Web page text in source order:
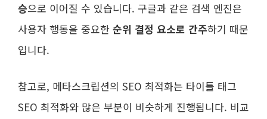
승으로 이어질 수 있습니다. 구글과 같은 검색 엔진은
사용자 행동을 중요한 순위 결정 요소로 간주하기 때문
입니다.
참고로, 메타스크립션의 SEO 최적화는 타이틀 태그
SEO 최적화와 많은 부분이 비슷하게 진행됩니다. 비교